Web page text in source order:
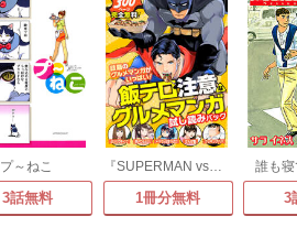
プ～ねこ
3話無料
『SUPERMAN vs飯 スーパーマンのひとり飯』新刊配信記念! 飯テロ注意なグルメマンガ試し読みパック!
1冊分無料
誰も
3